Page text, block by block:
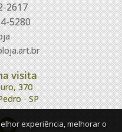
2617
5280
visita
370
- SP
experiência, melhorar o